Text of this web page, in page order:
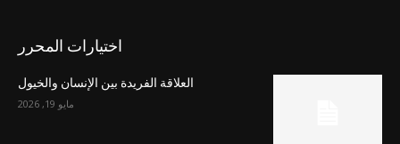
اختيارات المحرر
العلاقة الفريدة بين الإنسان والخيول
مايو 19, 2026